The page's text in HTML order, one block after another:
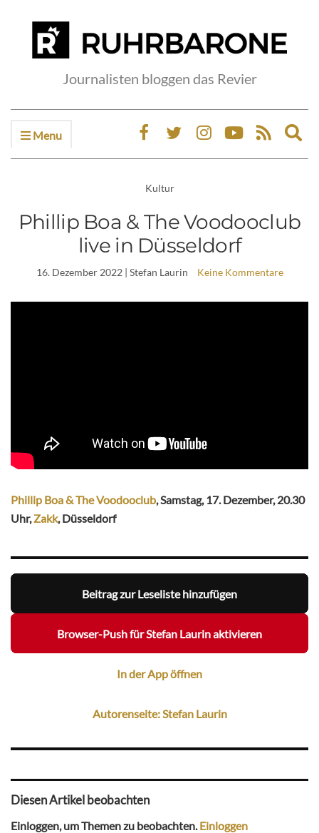
Journalisten bloggen das Revier
Menu
Kultur
Phillip Boa & The Voodooclub
live in Düsseldorf
16. Dezember 2022| Stefan Laurin Keine Kommentare
Phillip Boa & The Voodooclub, Samstag, 17. Dezember, 20.30
Uhr,Zakk, Düsseldorf
Beitrag zur Leseliste hinzufügen
Browser-Push für Stefan Laurin aktivieren
In der App öffnen
Autorenseite: Stefan Laurin
Diesen Artikel beobachten
Einloggen, um Themen zu beobachten. Einloggen